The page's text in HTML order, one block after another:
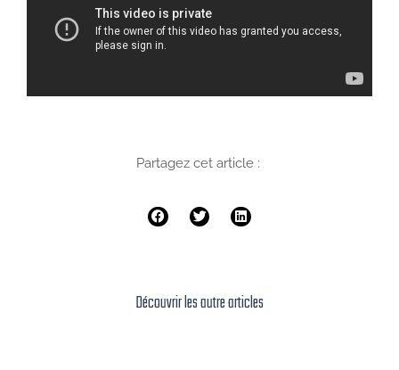
Partagez cet article :
Découvrir les autre articles